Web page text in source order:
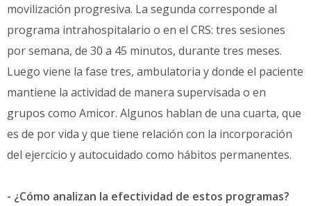
movilización progresiva. La segunda corresponde al
programa intrahospitalario o en el CRS: tres sesiones
por semana, de 30 a 45 minutos, durante tres meses.
Luego viene la fase tres, ambulatoria y donde el paciente
mantiene la actividad de manera supervisada o en
grupos como Amicor. Algunos hablan de una cuarta, que
es de por vida y que tiene relación con la incorporación
del ejercicio y autocuidado como hábitos permanentes.
- ¿Cómo analizan la efectividad de estos programas?